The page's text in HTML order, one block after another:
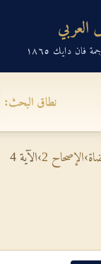
العربي
نطاق البحث:
›الإصحاح 2 ›الآية 4